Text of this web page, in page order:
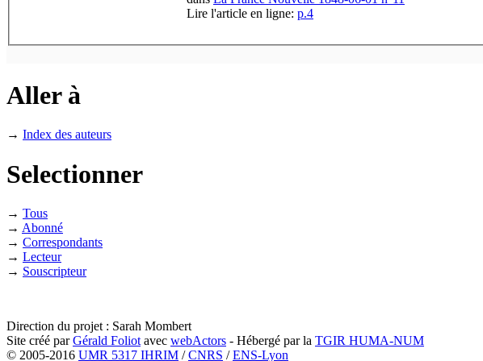
Lire l'article en ligne: p.4
Aller à
→ Index des auteurs
Selectionner
→ Tous
→ Abonné
→ Correspondants
→ Lecteur
→ Souscripteur
Direction du projet : Sarah Mombert
Site créé parGérald Foliot avec webActors - Hébergé par la TGIR HUMA-NUM
© 2005-2016 UMR 5317 IHRIM /CNRS /ENS-Lyon